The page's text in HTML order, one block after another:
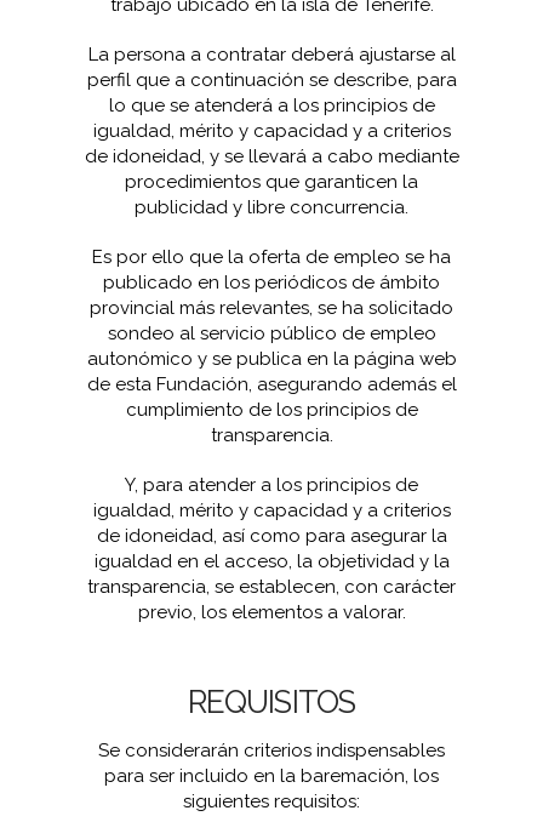
trabajo ubicado en la isla de Tenerife.
La persona a contratar deberá ajustarse al
perfil que a continuación se describe, para
lo que se atenderá a los principios de
igualdad, mérito y capacidad y a criterios
de idoneidad, y se llevará a cabo mediante
procedimientos que garanticen la
publicidad y libre concurrencia.
Es por ello que la oferta de empleo se ha
publicado en los periódicos de ámbito
provincial más relevantes, se ha solicitado
sondeo al servicio público de empleo
autonómico y se publica en la página web
de esta Fundación, asegurando además el
cumplimiento de los principios de
transparencia.
Y, para atender a los principios de
igualdad, mérito y capacidad y a criterios
de idoneidad, así como para asegurar la
igualdad en el acceso, la objetividad y la
transparencia, se establecen, con carácter
previo, los elementos a valorar.
REQUISITOS
Se considerarán criterios indispensables
para ser incluido en la baremación, los
siguientes requisitos: